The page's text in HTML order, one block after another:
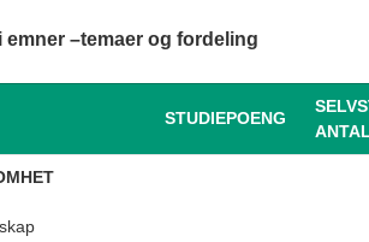
emner –temaer og fordeling
STUDIEPOENG